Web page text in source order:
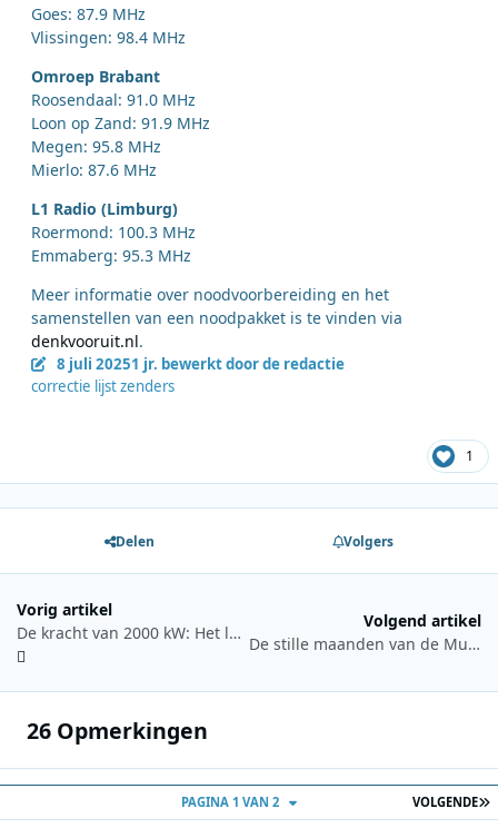
Goes: 87.9 MHz
Vlissingen: 98.4 MHz
Omroep Brabant
Roosendaal: 91.0 MHz
Loon op Zand: 91.9 MHz
Megen: 95.8 MHz
Mierlo: 87.6 MHz
L1 Radio (Limburg)
Roermond: 100.3 MHz
Emmaberg: 95.3 MHz
Meer informatie over noodvoorbereiding en het
samenstellen van een noodpakket is te vinden via
denkvooruit.nl.
8 juli 20251 jr. bewerkt door de redactie
correctie lijst zenders
1
Delen Volgers
Vorig artikel
De kracht van 2000 kW: Het langegolfstation van Raszyn in Polen
Volgend artikel
De stille maanden van de Muziekboot: Het einde van Radio Mi Amigo
26 Opmerkingen
VOLGENDE
PAGINA 1 VAN 2